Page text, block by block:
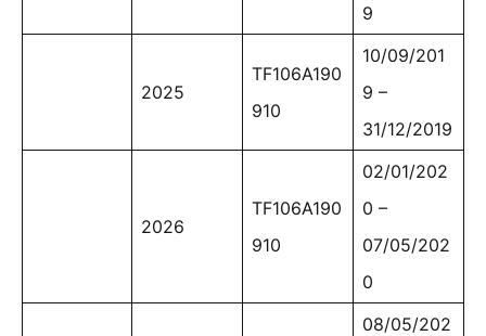
9
2025
TF106A190
910
10/09/201
9 –
31/12/2019
2026
TF106A190
910
02/01/202
0 –
07/05/202
0
08/05/202